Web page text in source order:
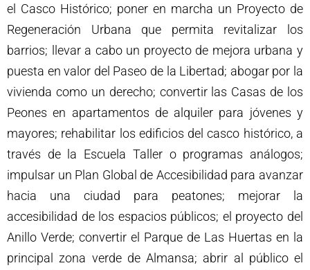
el Casco Histórico; poner en marcha un Proyecto de
Regeneración Urbana que permita revitalizar los
barrios; llevar a cabo un proyecto de mejora urbana y
puesta en valor del Paseo de la Libertad; abogar por la
vivienda como un derecho; convertir las Casas de los
Peones en apartamentos de alquiler para jóvenes y
mayores; rehabilitar los edificios del casco histórico, a
través de la Escuela Taller o programas análogos;
impulsar un Plan Global de Accesibilidad para avanzar
hacia una ciudad para peatones; mejorar la
accesibilidad de los espacios públicos; el proyecto del
Anillo Verde; convertir el Parque de Las Huertas en la
principal zona verde de Almansa; abrir al público el